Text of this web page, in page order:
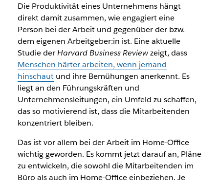
Die Produktivität eines Unternehmens hängt
direkt damit zusammen, wie engagiert eine
Person bei der Arbeit und gegenüber der bzw.
dem eigenen Arbeitgeber:in ist. Eine aktuelle
Studie derHarvard Business Reviewzeigt, dass
Menschen härter arbeiten, wenn jemand
hinschautund ihre Bemühungen anerkennt. Es
liegt an den Führungskräften und
Unternehmensleitungen, ein Umfeld zu schaffen,
das so motivierend ist, dass die Mitarbeitenden
konzentriert bleiben.
Das ist vor allem bei der Arbeit im Home-Office
wichtig geworden. Es kommt jetzt darauf an, Pläne
zu entwickeln, die sowohl die Mitarbeitenden im
Büro als auch im Home-Office einbeziehen. Je